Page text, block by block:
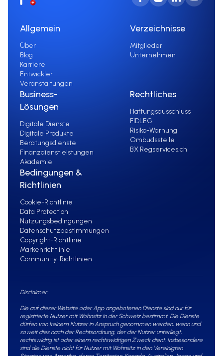
Allgemein
Über
Blog
Karriere
Entwickler
Veranstaltungen
Verzeichnisse
Mitglieder
Unternehmen
Business-
Lösungen
Digitale Dienste
Digitale Produkte
Beratungsdienste
Finanzdienstleistungen
Akademie
Rechtliches
Haftungsausschluss
FIDLEG
Risiko-Warnung
Ombudsstelle
BX Regservices.ch
Bedingungen &
Richtlinien
Cookie-Richtlinie
Data Protection
Nutzungsbedingungen
Datenschutzbestimmungen
Copyright-Richtlinie
Markenrichtlinie
Community-Richtlinien
Disclaimer:
Die auf dieser Website oder App angebotenen Dienste sind nur für
registrierte Nutzer mit Wohnsitz in der Schweiz bestimmt. Die Dienste
dürfen von keinem Nutzer in Anspruch genommen werden, wenn und
soweit dies nach der Rechtsordnung, der der Nutzer unterliegt,
rechtswidrig ist oder einem rechtswidrigen Zweck dient. Insbesondere
sind die Dienste nicht für Nutzer mit Wohnsitz in den Vereinigten